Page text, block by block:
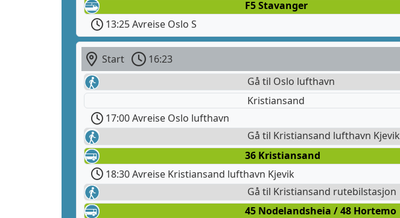
F5 Stavanger
13:25 Avreise Oslo S
Start 16:23
Gå til Oslo lufthavn
Kristiansand
17:00 Avreise Oslo lufthavn
Gå til Kristiansand lufthavn Kjevik
36 Kristiansand
18:30 Avreise Kristiansand lufthavn Kjevik
Gå til Kristiansand rutebilstasjon
45 Nodelandsheia / 48 Hortemo